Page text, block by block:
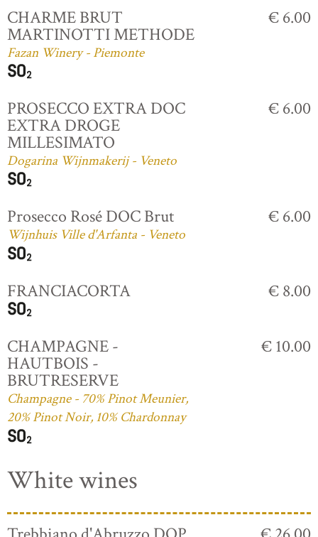
CHARME BRUT
MARTINOTTI METHODE
Fazan Winery - Piemonte
€ 6.00
PROSECCO EXTRA DOC
EXTRA DROGE
MILLESIMATO
Dogarina Wijnmakerij - Veneto
€ 6.00
Prosecco Rosé DOC Brut
Wijnhuis Ville d'Arfanta - Veneto
€ 6.00
FRANCIACORTA € 8.00
CHAMPAGNE -
HAUTBOIS -
BRUTRESERVE
Champagne - 70% Pinot Meunier,
20% Pinot Noir, 10% Chardonnay
€ 10.00
White wines